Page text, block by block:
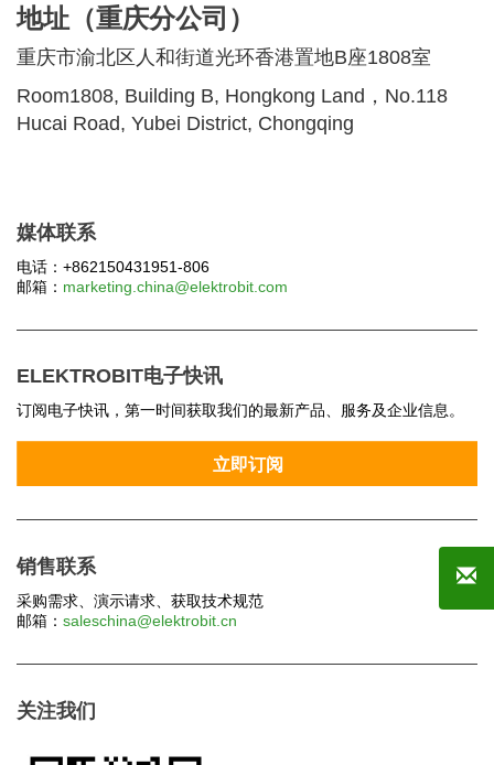
地址（重庆分公司）
重庆市渝北区人和街道光环香港置地B座1808室
Room1808, Building B, Hongkong Land，No.118
Hucai Road, Yubei District, Chongqing
媒体联系
电话：+862150431951-806
邮箱： marketing.china@elektrobit.com
ELEKTROBIT电子快讯
订阅电子快讯，第一时间获取我们的最新产品、服务及企业信息。
销售联系
采购需求、演示请求、获取技术规范
邮箱： saleschina@elektrobit.cn
关注我们